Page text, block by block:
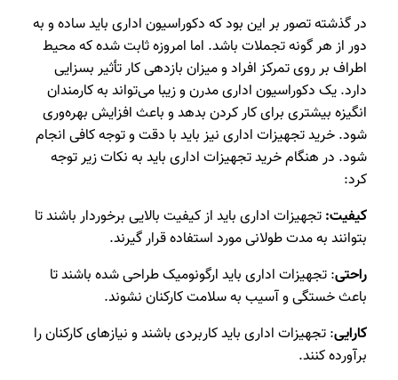
در گذشته تصور بر این بود که دکوراسیون اداری باید ساده و به
دور از هر گونه تجملات باشد. اما امروزه ثابت شده که محیط
اطراف بر روی تمرکز افراد و میزان بازدهی کار تأثیر بسزایی
دارد. یک دکوراسیون اداری مدرن و زیبا می‌تواند به کارمندان
انگیزه بیشتری برای کار کردن بدهد و باعث افزایش بهره‌وری
شود. خرید تجهیزات اداری نیز باید با دقت و توجه کافی انجام
شود. در هنگام خرید تجهیزات اداری باید به نکات زیر توجه
کرد:
کیفیت: تجهیزات اداری باید از کیفیت بالایی برخوردار باشند تا
بتوانند به مدت طولانی مورد استفاده قرار گیرند.
راحتی: تجهیزات اداری باید ارگونومیک طراحی شده باشند تا
باعث خستگی و آسیب به سلامت کارکنان نشوند.
کارایی: تجهیزات اداری باید کاربردی باشند و نیازهای کارکنان را
برآورده کنند.